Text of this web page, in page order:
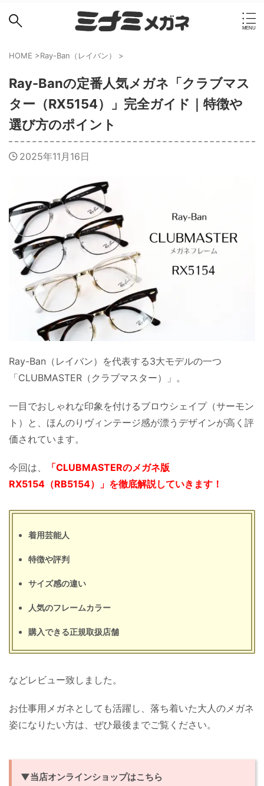
HOME >Ray-Ban（レイバン） >
Ray-Banの定番人気メガネ「クラブマス
ター（RX5154）」完全ガイド｜特徴や
選び方のポイント
2025年11月16日
Ray-Ban（レイバン）を代表する3大モデルの一つ
「CLUBMASTER（クラブマスター）」。
一目でおしゃれな印象を付けるブロウシェイプ（サーモン
ト）と、ほんのりヴィンテージ感が漂うデザインが高く評
価されています。
今回は、
「CLUBMASTERのメガネ版
RX5154（RB5154）」を徹底解説していきます！
着用芸能人
特徴や評判
サイズ感の違い
人気のフレームカラー
購入できる正規取扱店舗
などレビュー致しました。
お仕事用メガネとしても活躍し、落ち着いた大人のメガネ
姿になりたい方は、ぜひ最後までご覧ください。
▼当店オンラインショップはこちら